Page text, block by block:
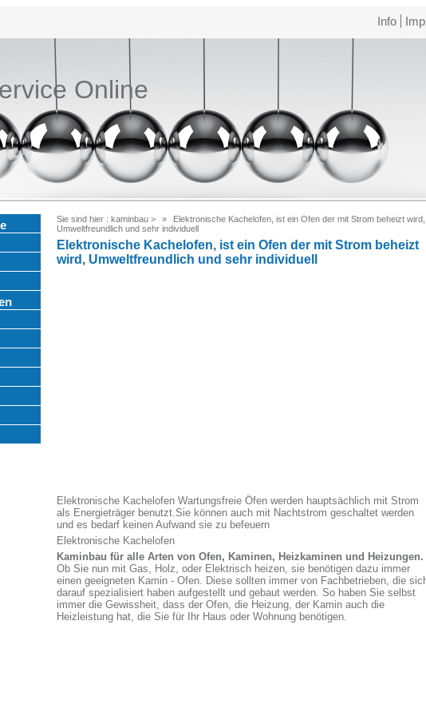
Info
Online
Sie sind hier : kaminbau >
Elektronische Kachelofen, ist ein Ofen der mit Strom beheizt wird,
Umweltfreundlich und sehr individuell
Elektronische Kachelofen, ist ein Ofen der mit Strom beheizt
wird, Umweltfreundlich und sehr individuell
Elektronische Kachelofen Wartungsfreie Öfen werden hauptsächlich mit Strom
als Energieträger benutzt.Sie können auch mit Nachtstrom geschaltet werden
und es bedarf keinen Aufwand sie zu befeuern
Elektronische Kachelofen
Kaminbau für alle Arten von Ofen, Kaminen, Heizkaminen und Heizungen.
Ob Sie nun mit Gas, Holz, oder Elektrisch heizen, sie benötigen dazu immer
einen geeigneten Kamin - Ofen. Diese sollten immer von Fachbetrieben, die
darauf spezialisiert haben aufgestellt und gebaut werden. So haben Sie selbst
immer die Gewissheit, dass der Ofen, die Heizung, der Kamin auch die
Heizleistung hat, die Sie für Ihr Haus oder Wohnung benötigen.